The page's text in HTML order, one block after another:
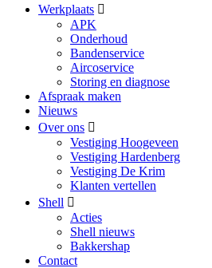
Werkplaats
APK
Onderhoud
Bandenservice
Aircoservice
Storing en diagnose
Afspraak maken
Nieuws
Over ons
Vestiging Hoogeveen
Vestiging Hardenberg
Vestiging De Krim
Klanten vertellen
Shell
Acties
Shell nieuws
Bakkershap
Contact